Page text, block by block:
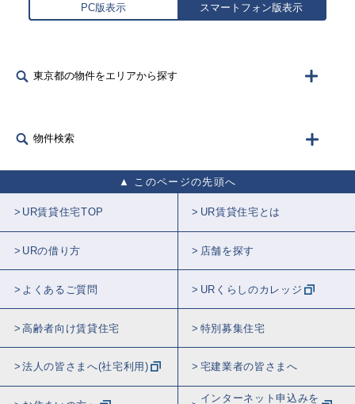
PC版表示 スマートフォン版表示
東京都の物件をエリアから探す
物件検索
このページの先頭へ
UR賃貸住宅TOP UR賃貸住宅とは
URの借り方 店舗を探す
よくあるご質問 URくらしのカレッジ
高齢者向け賃貸住宅 特別募集住宅
法人の皆さまへ(社宅利用) 宅建業者の皆さまへ
インターネット申込みを